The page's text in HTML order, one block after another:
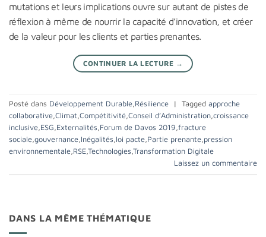
mutations et leurs implications ouvre sur autant de pistes de
réflexion à même de nourrir la capacité d’innovation, et créer
de la valeur pour les clients et parties prenantes.
CONTINUER LA LECTURE →
Posté dans Développement Durable,Résilience | Tagged approche
collaborative,Climat,Compétitivité,Conseil d’Administration,croissance
inclusive,ESG,Externalités,Forum de Davos 2019,fracture
sociale,gouvernance,Inégalités,loi pacte,Partie prenante,pression
environnementale,RSE,Technologies,Transformation Digitale
Laissez un commentaire
DANS LA MÊME THÉMATIQUE